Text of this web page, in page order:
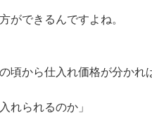
ができるんですよね。
頃から仕入れ価格が分かれ
れられるのか」